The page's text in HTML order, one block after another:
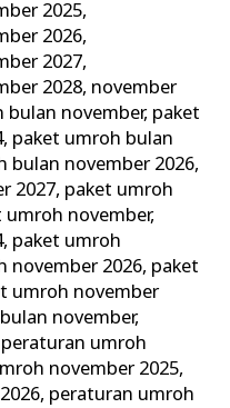
2025,
2026,
2027,
2028, november
bulan november, paket
, paket umroh bulan
bulan november 2026,
2027, paket umroh
umroh november,
, paket umroh
november 2026, paket
umroh november
november,
peraturan umroh
november 2025,
, peraturan umroh